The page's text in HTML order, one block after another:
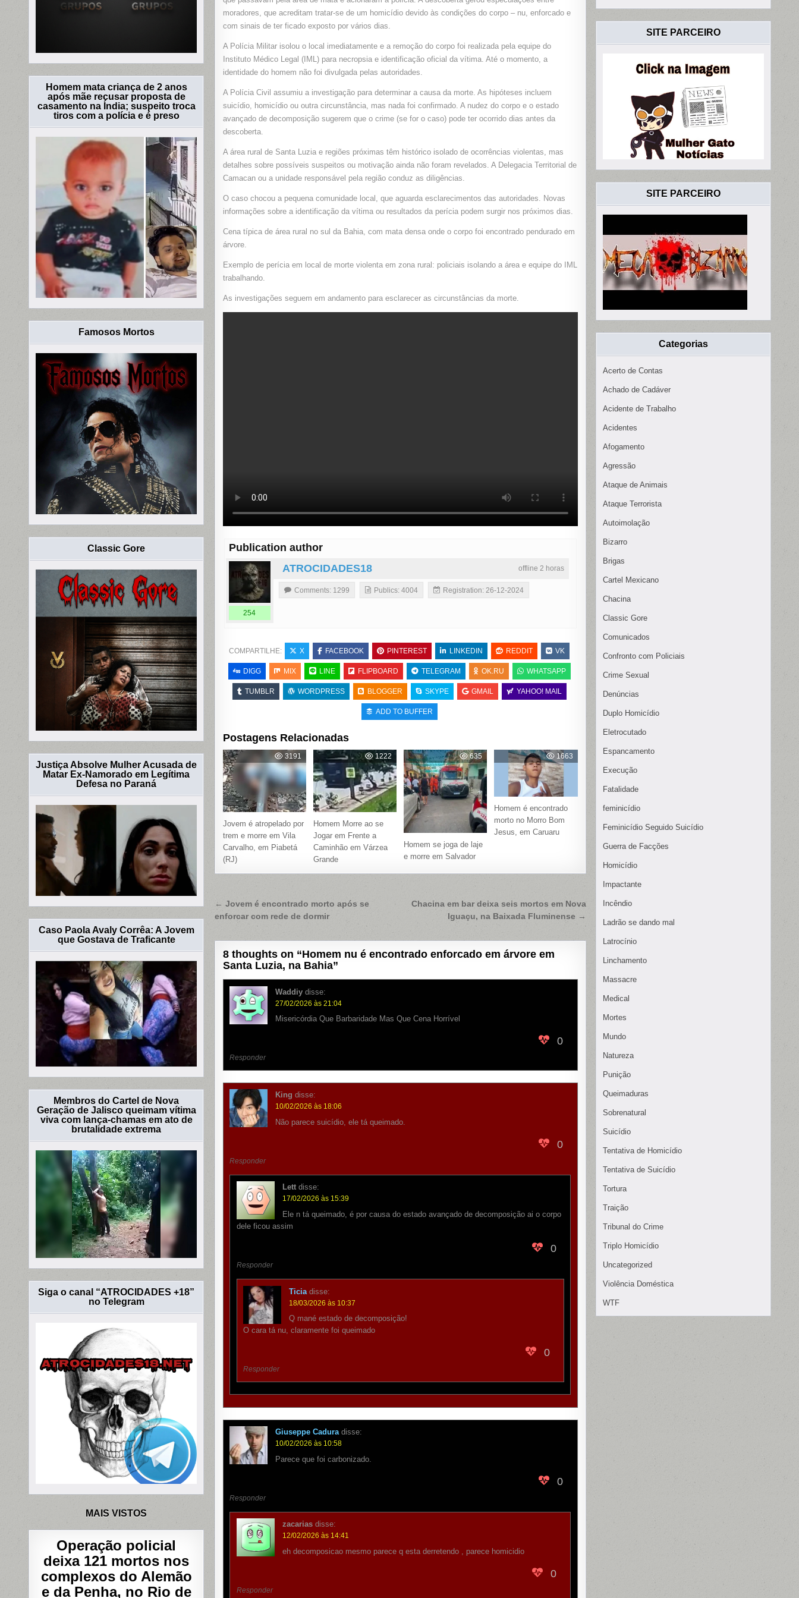
moradores, que acreditam tratar-se de um homicídio devido às condições do corpo – nu, enforcado e
com sinais de ter ficado exposto por vários dias.
A Polícia Militar isolou o local imediatamente e a remoção do corpo foi realizada pela equipe do
Instituto Médico Legal (IML) para necropsia e identificação oficial da vítima. Até o momento, a
identidade do homem não foi divulgada pelas autoridades.
A Polícia Civil assumiu a investigação para determinar a causa da morte. As hipóteses incluem
suicídio, homicídio ou outra circunstância, mas nada foi confirmado. A nudez do corpo e o estado
avançado de decomposição sugerem que o crime (se for o caso) pode ter ocorrido dias antes da
descoberta.
A área rural de Santa Luzia e regiões próximas têm histórico isolado de ocorrências violentas, mas
detalhes sobre possíveis suspeitos ou motivação ainda não foram revelados. A Delegacia Territorial de
Camacan ou a unidade responsável pela região conduz as diligências.
O caso chocou a pequena comunidade local, que aguarda esclarecimentos das autoridades. Novas
informações sobre a identificação da vítima ou resultados da perícia podem surgir nos próximos dias.
Cena típica de área rural no sul da Bahia, com mata densa onde o corpo foi encontrado pendurado em
árvore.
Exemplo de perícia em local de morte violenta em zona rural: policiais isolando a área e equipe do IML
trabalhando.
As investigações seguem em andamento para esclarecer as circunstâncias da morte.
Publication author
offline 2 horas
ATROCIDADES18
254
Comments: 1299 Publics: 4004 Registration: 26-12-2024
COMPARTILHE: X FACEBOOK PINTEREST LINKEDIN REDDIT VK
DIGG MIX LINE FLIPBOARD TELEGRAM OK.RU WHATSAPP
TUMBLR WORDPRESS BLOGGER SKYPE GMAIL YAHOO! MAIL
ADD TO BUFFER
Postagens Relacionadas
3191
Jovem é atropelado por
trem e morre em Vila
Carvalho, em Piabetá
(RJ)
1222
Homem Morre ao se
Jogar em Frente a
Caminhão em Várzea
Grande
635
Homem se joga de laje
e morre em Salvador
1663
Homem é encontrado
morto no Morro Bom
Jesus, em Caruaru
Navegação
de
Post
Chacina em bar deixa seis mortos em Nova
Iguaçu, na Baixada Fluminense →
← Jovem é encontrado morto após se
enforcar com rede de dormir
8 thoughts on “Homem nu é encontrado enforcado em árvore em
Santa Luzia, na Bahia”
Waddiy disse:
27/02/2026 às 21:04
Misericórdia Que Barbaridade Mas Que Cena Horrível
0
Responder
King disse:
10/02/2026 às 18:06
Não parece suicídio, ele tá queimado.
0
Responder
Lett disse:
17/02/2026 às 15:39
Ele n tá queimado, é por causa do estado avançado de decomposição ai o corpo
dele ficou assim
0
Responder
Ticia disse:
18/03/2026 às 10:37
Q mané estado de decomposição!
O cara tá nu, claramente foi queimado
0
Responder
Giuseppe Cadura disse:
10/02/2026 às 10:58
Parece que foi carbonizado.
0
Responder
zacarias disse:
12/02/2026 às 14:41
eh decomposicao mesmo parece q esta derretendo , parece homicidio
0
Responder
Homem mata criança de 2 anos
após mãe recusar proposta de
casamento na Índia; suspeito troca
tiros com a polícia e é preso
Famosos Mortos
Classic Gore
Justiça Absolve Mulher Acusada de
Matar Ex-Namorado em Legítima
Defesa no Paraná
Caso Paola Avaly Corrêa: A Jovem
que Gostava de Traficante
Membros do Cartel de Nova
Geração de Jalisco queimam vítima
viva com lança-chamas em ato de
brutalidade extrema
Siga o canal “ATROCIDADES +18”
no Telegram
MAIS VISTOS
Operação policial
deixa 121 mortos nos
complexos do Alemão
e da Penha, no Rio de
SITE PARCEIRO
SITE PARCEIRO
Categorias
Acerto de Contas
Achado de Cadáver
Acidente de Trabalho
Acidentes
Afogamento
Agressão
Ataque de Animais
Ataque Terrorista
Autoimolação
Bizarro
Brigas
Cartel Mexicano
Chacina
Classic Gore
Comunicados
Confronto com Policiais
Crime Sexual
Denúncias
Duplo Homicídio
Eletrocutado
Espancamento
Execução
Fatalidade
feminicídio
Feminicídio Seguido Suicídio
Guerra de Facções
Homicídio
Impactante
Incêndio
Ladrão se dando mal
Latrocínio
Linchamento
Massacre
Medical
Mortes
Mundo
Natureza
Punição
Queimaduras
Sobrenatural
Suicídio
Tentativa de Homicídio
Tentativa de Suicídio
Tortura
Traição
Tribunal do Crime
Triplo Homicídio
Uncategorized
Violência Doméstica
WTF